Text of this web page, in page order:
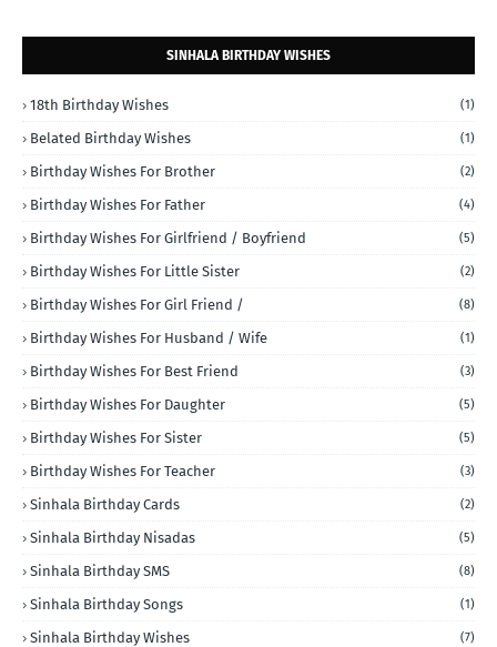
SINHALA BIRTHDAY WISHES
18th Birthday Wishes (1)
Belated Birthday Wishes (1)
Birthday Wishes For Brother (2)
Birthday Wishes For Father (4)
Birthday Wishes For Girlfriend / Boyfriend (5)
Birthday Wishes For Little Sister (2)
Birthday Wishes For Girl Friend / (8)
Birthday Wishes For Husband / Wife (1)
Birthday Wishes For Best Friend (3)
Birthday Wishes For Daughter (5)
Birthday Wishes For Sister (5)
Birthday Wishes For Teacher (3)
Sinhala Birthday Cards (2)
Sinhala Birthday Nisadas (5)
Sinhala Birthday SMS (8)
Sinhala Birthday Songs (1)
Sinhala Birthday Wishes (7)